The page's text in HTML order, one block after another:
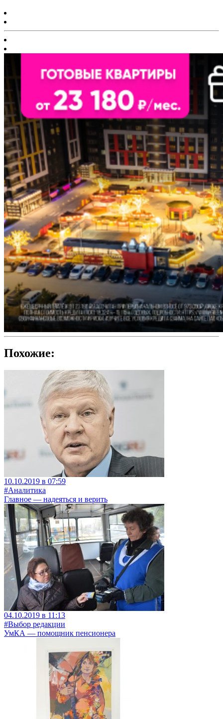
Похожие:
10.10.2019 в 07:59
#Аналитика
Главное — надеяться и верить
04.10.2019 в 11:13
#Выбор редакции
УмКА — помощник пенсионера